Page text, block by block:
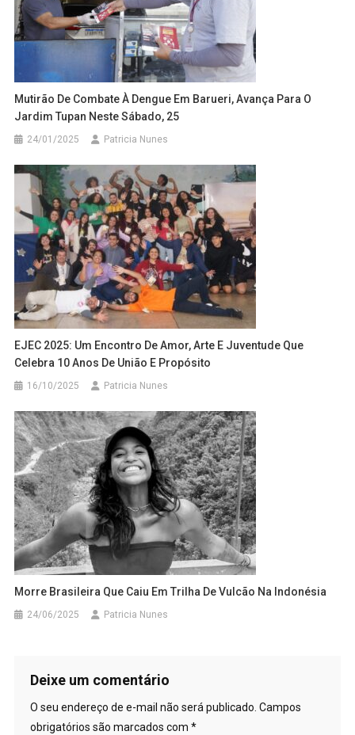
Mutirão De Combate À Dengue Em Barueri, Avança Para O
Jardim Tupan Neste Sábado, 25
24/01/2025 Patricia Nunes
EJEC 2025: Um Encontro De Amor, Arte E Juventude Que
Celebra 10 Anos De União E Propósito
16/10/2025 Patricia Nunes
Morre Brasileira Que Caiu Em Trilha De Vulcão Na Indonésia
24/06/2025 Patricia Nunes
Deixe um comentário
O seu endereço de e-mail não será publicado. Campos
obrigatórios são marcados com *